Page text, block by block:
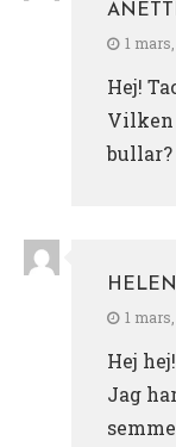
1 mars,
Hej!
Vilken
1
Hej hej!
Jag